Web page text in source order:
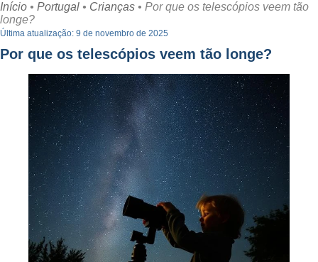
Início • Portugal • Crianças • Por que os telescópios veem tão
longe?
Última atualização: 9 de novembro de 2025
Por que os telescópios veem tão longe?